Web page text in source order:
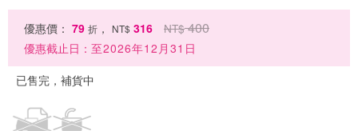
優惠價： 79 折 ， NT$ 316 NT$ 400
優惠截止日： 至2026年12月31日
已售完，補貨中